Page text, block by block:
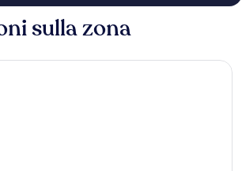
sulla zona